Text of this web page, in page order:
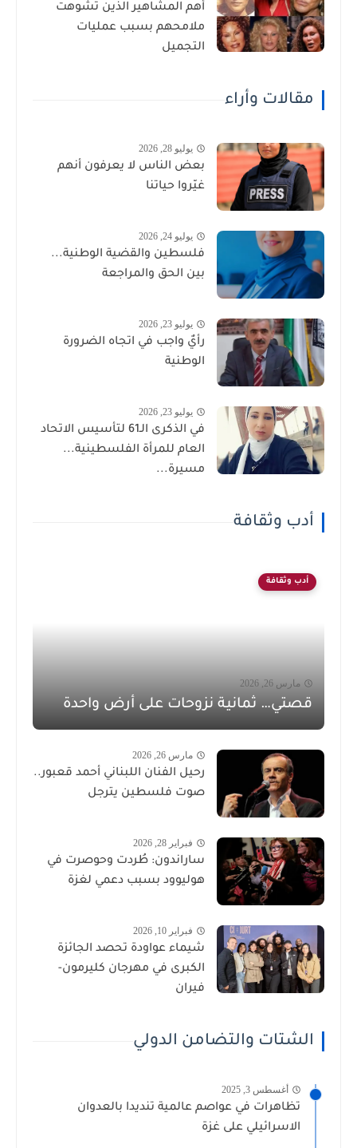
أهم المشاهير الذين تشوهت
ملامحهم بسبب عمليات
التجميل
مقالات وأراء
يوليو 28, 2026
بعض الناس لا يعرفون أنهم
غيّروا حياتنا
يوليو 24, 2026
فلسطين والقضية الوطنية...
بين الحق والمراجعة
يوليو 23, 2026
رأيٌ واجب في اتجاه الضرورة
الوطنية
يوليو 23, 2026
في الذكرى الـ61 لتأسيس الاتحاد
العام للمرأة الفلسطينية...
مسيرة...
أدب وثقافة
أدب وثقافة
مارس 26, 2026
قصتي… ثمانية نزوحات على أرض واحدة
مارس 26, 2026
رحيل الفنان اللبناني أحمد قعبور..
صوت فلسطين يترجل
فبراير 28, 2026
ساراندون: طُردت وحوصرت في
هوليوود بسبب دعمي لغزة
فبراير 10, 2026
شيماء عواودة تحصد الجائزة
الكبرى في مهرجان كليرمون-
فيران
الشتات والتضامن الدولي
أغسطس 3, 2025
تظاهرات في عواصم عالمية تنديدا بالعدوان
الاسرائيلي على غزة